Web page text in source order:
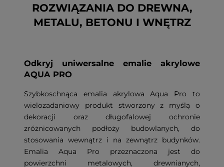
ROZWIĄZANIA DO DREWNA,
METALU, BETONU I WNĘTRZ
Odkryj uniwersalne emalie akrylowe
AQUA PRO
Szybkoschnąca emalia akrylowa Aqua Pro to
wielozadaniowy produkt stworzony z myślą o
dekoracji oraz długofalowej ochronie
zróżnicowanych podłoży budowlanych, do
stosowania wewnątrz i na zewnątrz budynków.
Emalia Aqua Pro przeznaczona jest do
powierzchni metalowych, drewnianych,